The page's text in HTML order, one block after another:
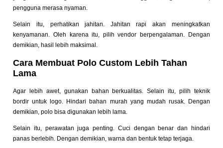
pengguna merasa nyaman.
Selain itu, perhatikan jahitan. Jahitan rapi akan meningkatkan
kenyamanan. Oleh karena itu, pilih vendor berpengalaman. Dengan
demikian, hasil lebih maksimal.
Cara Membuat Polo Custom Lebih Tahan
Lama
Agar lebih awet, gunakan bahan berkualitas. Selain itu, pilih teknik
bordir untuk logo. Hindari bahan murah yang mudah rusak. Dengan
demikian, polo bisa digunakan lebih lama.
Selain itu, perawatan juga penting. Cuci dengan benar dan hindari
panas berlebih. Dengan demikian, warna dan bentuk tetap terjaga.